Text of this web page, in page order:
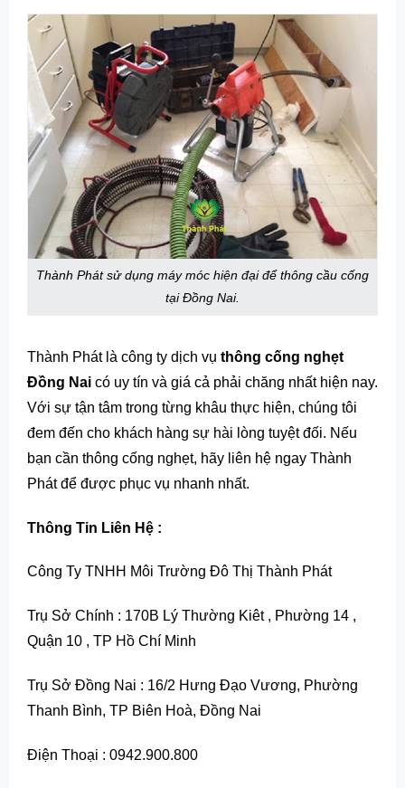
Thành Phát sử dụng máy móc hiện đại để thông cầu cống
tại Đồng Nai.
Thành Phát là công ty dịch vụ thông cống nghẹt
Đồng Nai có uy tín và giá cả phải chăng nhất hiện nay.
Với sự tận tâm trong từng khâu thực hiện, chúng tôi
đem đến cho khách hàng sự hài lòng tuyệt đối. Nếu
bạn cần thông cống nghẹt, hãy liên hệ ngay Thành
Phát để được phục vụ nhanh nhất.
Thông Tin Liên Hệ :
Công Ty TNHH Môi Trường Đô Thị Thành Phát
Trụ Sở Chính : 170B Lý Thường Kiêt , Phường 14 ,
Quận 10 , TP Hồ Chí Minh
Trụ Sở Đồng Nai : 16/2 Hưng Đạo Vương, Phường
Thanh Bình, TP Biên Hoà, Đồng Nai
Điện Thoại : 0942.900.800